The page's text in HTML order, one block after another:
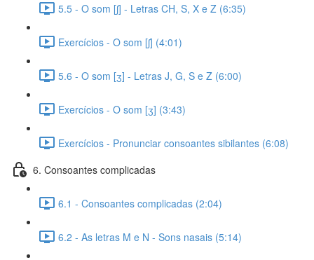
5.5 - O som [ʃ] - Letras CH, S, X e Z (6:35)
Exercícios - O som [ʃ] (4:01)
5.6 - O som [ʒ] - Letras J, G, S e Z (6:00)
Exercícios - O som [ʒ] (3:43)
Exercícios - Pronunciar consoantes sibilantes (6:08)
6. Consoantes complicadas
6.1 - Consoantes complicadas (2:04)
6.2 - As letras M e N - Sons nasais (5:14)